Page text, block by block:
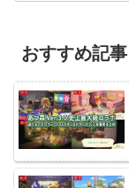
おすすめ記事